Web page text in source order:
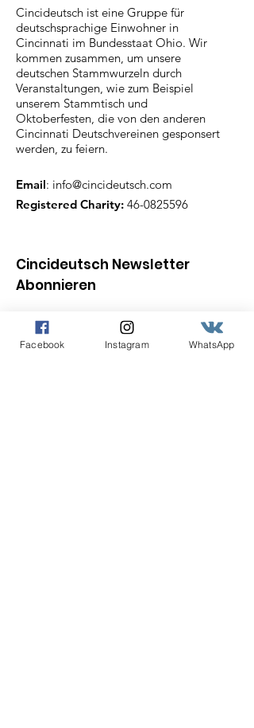
Cincideutsch ist eine Gruppe für
deutschsprachige Einwohner in
Cincinnati im Bundesstaat Ohio. Wir
kommen zusammen, um unsere
deutschen Stammwurzeln durch
Veranstaltungen, wie zum Beispiel
unserem Stammtisch und
Oktoberfesten, die von den anderen
Cincinnati Deutschvereinen gesponsert
werden, zu feiern.
Email: info@cincideutsch.com
Registered Charity: 46-0825596
Cincideutsch Newsletter
Abonnieren
Angabe der E-Mail Adresse
Facebook Instagram WhatsApp